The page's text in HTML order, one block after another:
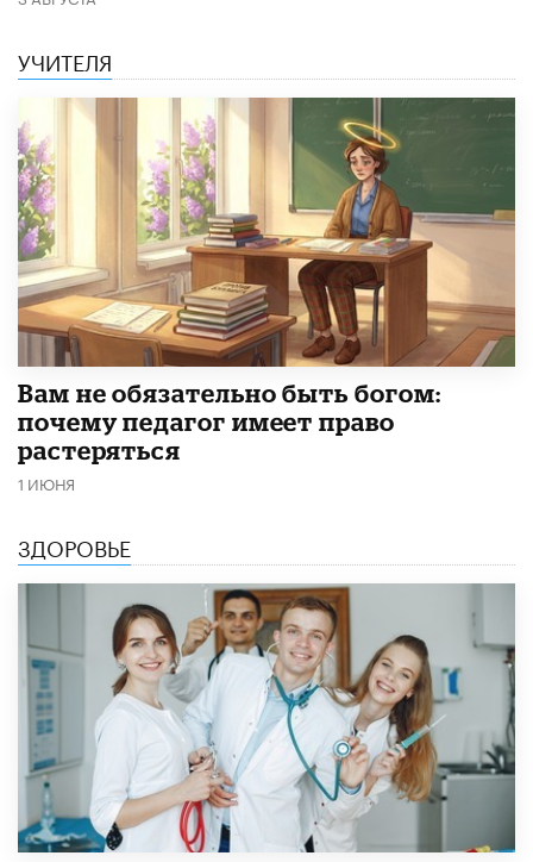
УЧИТЕЛЯ
​Вам не обязательно быть богом:
почему педагог имеет право
растеряться
1 ИЮНЯ
ЗДОРОВЬЕ